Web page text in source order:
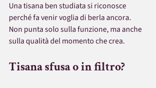
Una tisana ben studiata si riconosce
perché fa venir voglia di berla ancora.
Non punta solo sulla funzione, ma anche
sulla qualità del momento che crea.
Tisana sfusa o in filtro?